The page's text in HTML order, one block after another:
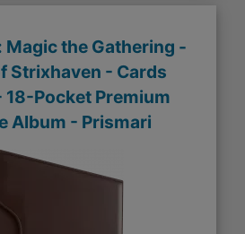
Magic the Gathering -
Strixhaven - Cards
18-Pocket Premium
Album - Prismari